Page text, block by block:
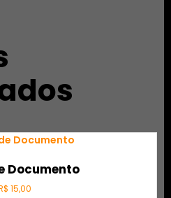
Documento
15,00